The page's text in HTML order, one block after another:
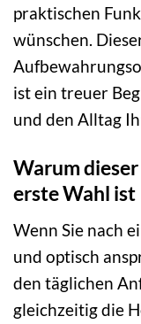
praktischen
wünschen.
ist ein treuer
und den Alltag
Warum
erste Wahl ist
Wenn Sie nach
und optisch
den täglichen
gleichzeitig die